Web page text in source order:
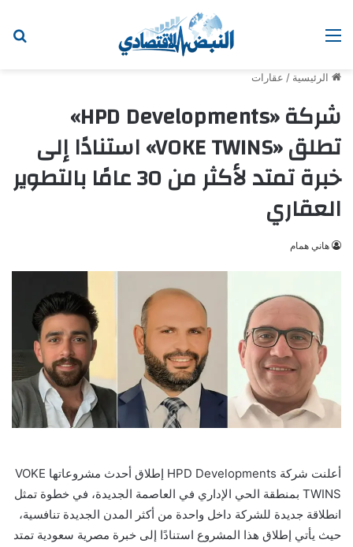
القائمة
الرئيسية / عقارات
شركة «HPD Developments»
تطلق «VOKE TWINS» استنادًا إلى
خبرة تمتد لأكثر من 30 عامًا بالتطوير
العقاري
هاني همام
أعلنت شركة HPD Developments إطلاق أحدث مشروعاتها VOKE
TWINS بمنطقة الحي الإداري في العاصمة الجديدة، في خطوة تمثل
انطلاقة جديدة للشركة داخل واحدة من أكثر المدن الجديدة تنافسية،
حيث يأتي إطلاق هذا المشروع استنادًا إلى خبرة مصرية سعودية تمتد